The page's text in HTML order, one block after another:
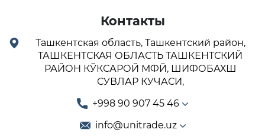
Контакты
Ташкентская область, Ташкентский район,
ТАШКЕНТСКАЯ ОБЛАСТЬ ТАШКЕНТСКИЙ
РАЙОН КЎКСАРОЙ МФЙ, ШИФОБАХШ
СУВЛАР КУЧАСИ,
+998 90 907 45 46
info@unitrade.uz